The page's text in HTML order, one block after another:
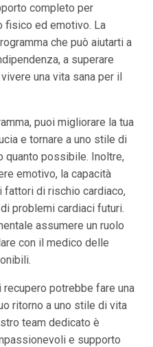
completo per
fisico ed emotivo. La
che può aiutarti a
a superare
una vita sana per il
puoi migliorare la tua
e tornare a uno stile di
quanto possibile. Inoltre,
emotivo, la capacità
fattori di rischio cardiaco,
problemi cardiaci futuri.
assumere un ruolo
con il medico delle
potrebbe fare una
ritorno a uno stile di vita
team dedicato è
e supporto